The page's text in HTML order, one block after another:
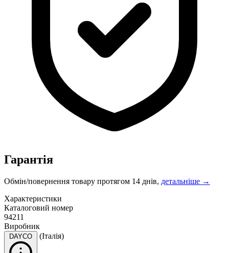
Гарантія
Обмін/повернення товару протягом 14 днів, детальніше →
Характеристики
Каталоговий номер
94211
Виробник
(Італія)